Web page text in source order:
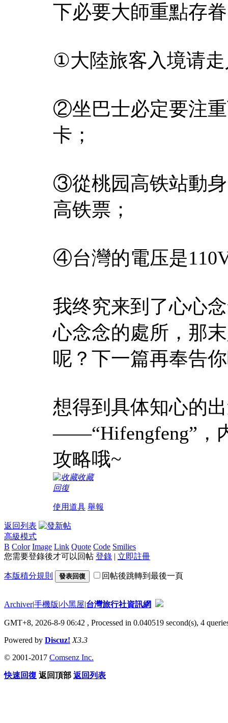
下必要大師重點存
①大陸旅客入境请
②坐巴士必定要注
卡；
③從桃园高铁站動
高铁票；
④台灣的電压是
我终究来到了心心
心念念的處所，那
呢？下一篇再奉告
想得到具体知心的
——“Hifengfeng”，
攻略哦~
收藏
回復
使用道具 舉報
返回列表
高級模式
B Color Image Link Quote Code Smilies
您需要登錄後才可以回帖 登錄 | 立即註冊
本版積分規則 發表回復 回帖後跳轉到最後一頁
Archiver|手機版|小黑屋|台灣旅行社資訊網
GMT+8, 2026-8-9 06:42 , Processed in 0.040519 second(s), 4
Powered by Discuz! X3.3
© 2001-2017 Comsenz Inc.
快速回復 返回頂部 返回列表